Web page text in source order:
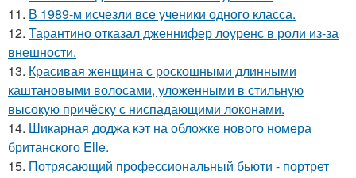
11. В 1989-м исчезли все ученики одного класса.
12. Тарантино отказал дженнифер лоуренс в роли из-за
внешности.
13. Красивая женщина с роскошными длинными
каштановыми волосами, уложенными в стильную
высокую причёску с ниспадающими локонами.
14. Шикарная доджа кэт на обложке нового номера
британского Elle.
15. Потрясающий профессиональный бьюти - портрет